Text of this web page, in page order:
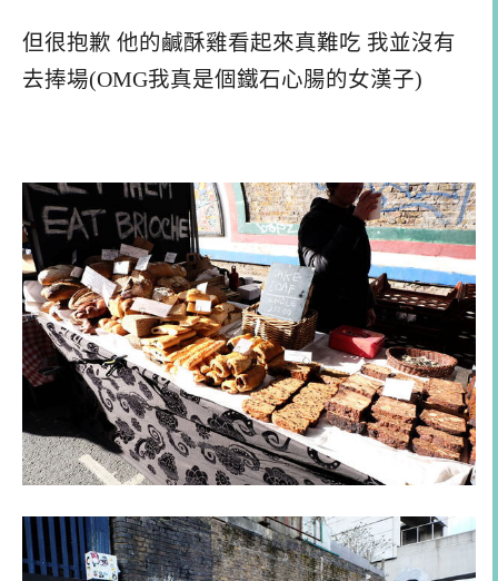
但很抱歉 他的鹹酥雞看起來真難吃 我並沒有
去捧場(OMG我真是個鐵石心腸的女漢子)